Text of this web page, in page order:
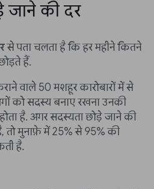
जाने की दर
से पता चलता है कि हर महीने कितने
हैं.
वाले 50 मशहूर कारोबारों में से
को सदस्य बनाए रखना उनकी
है. अगर सदस्यता छोड़े जाने की
तो मुनाफ़े में 25% से 95% की
है.